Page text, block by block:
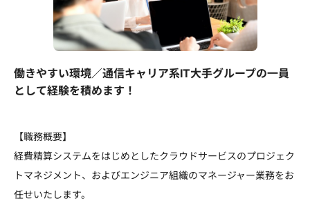
働きやすい環境／通信キャリア系IT大手グループの一員
として経験を積めます！
【職務概要】
経費精算システムをはじめとしたクラウドサービスのプロジェク
トマネジメント、およびエンジニア組織のマネージャー業務をお
任せいたします。